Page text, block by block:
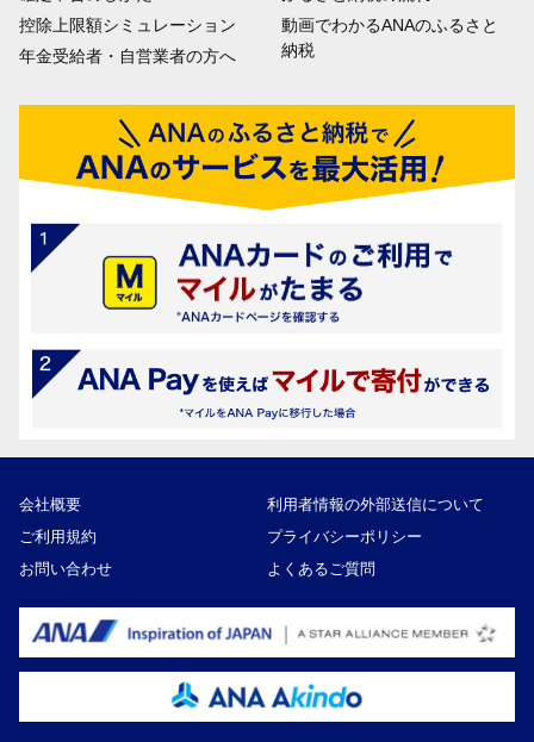
控除上限額シミュレーション
年金受給者・自営業者の方へ
動画でわかるANAのふるさと
納税
会社概要
利用者情報の外部送信について
ご利用規約
プライバシーポリシー
お問い合わせ
よくあるご質問